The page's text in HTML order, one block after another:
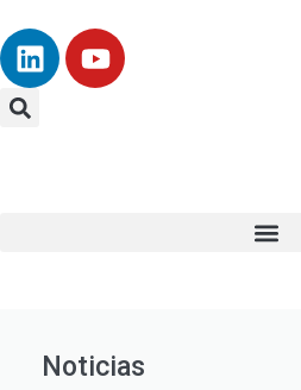
Noticias